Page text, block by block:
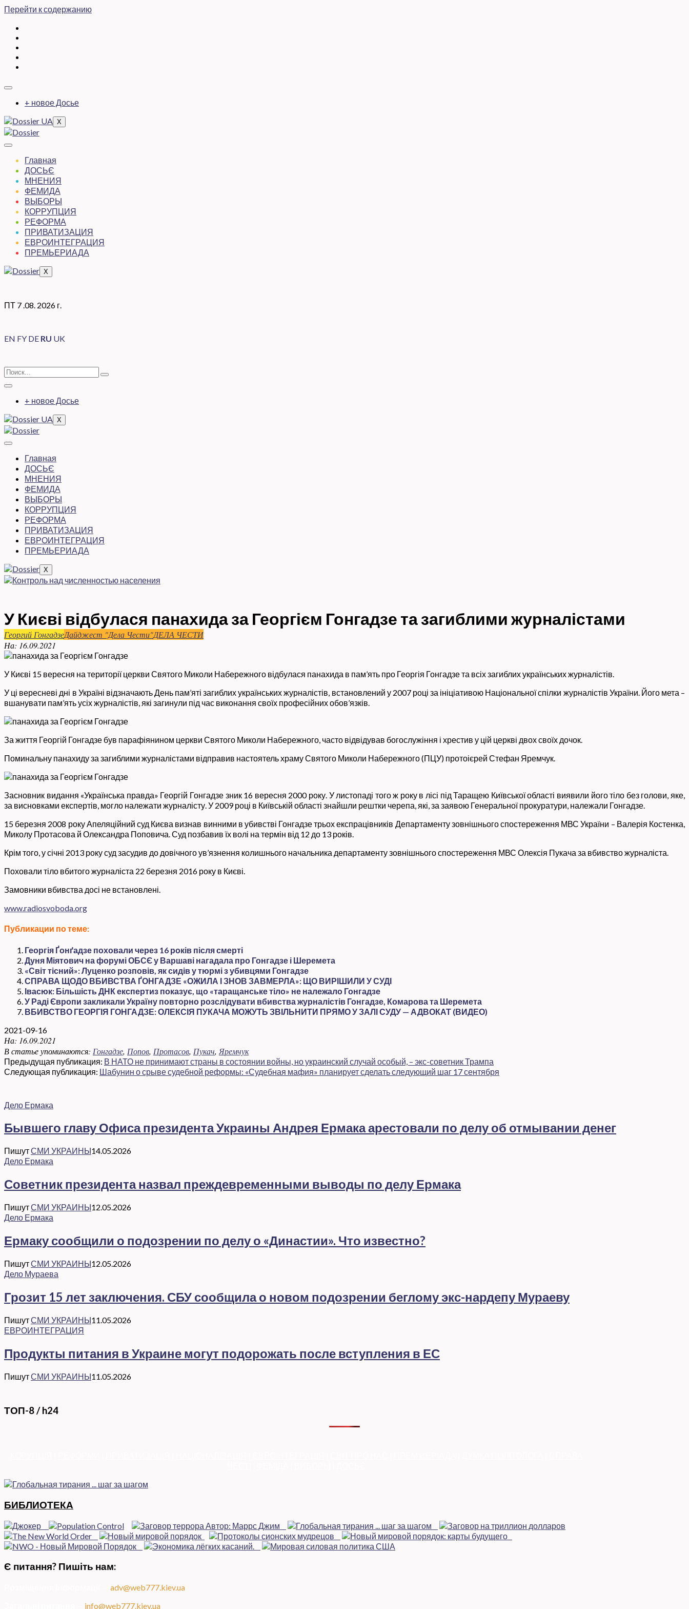
Перейти к содержанию
+ новое Досье
X
Главная
ДОСЬЄ
МНЕНИЯ
ФЕМИДА
ВЫБОРЫ
КОРРУПЦИЯ
РЕФОРМА
ПРИВАТИЗАЦИЯ
ЕВРОИНТЕГРАЦИЯ
ПРЕМЬЕРИАДА
X
ПТ 7 .08. 2026 г.
EN FY DE RU UK
+ новое Досье
X
Главная
ДОСЬЄ
МНЕНИЯ
ФЕМИДА
ВЫБОРЫ
КОРРУПЦИЯ
РЕФОРМА
ПРИВАТИЗАЦИЯ
ЕВРОИНТЕГРАЦИЯ
ПРЕМЬЕРИАДА
X
У Києві відбулася панахида за Георгієм Гонгадзе та загиблими журналістами
Георгий ГонгадзеДайджест "Дела Чести"ДЕЛА ЧЕСТИ
На: 16.09.2021
У Києві 15 вересня на території церкви Святого Миколи Набережного відбулася панахида в пам’ять про Георгія Гонгадзе та всіх загиблих українських журналістів.
У ці вересневі дні в Україні відзначають День пам’яті загиблих українських журналістів, встановлений у 2007 році за ініціативою Національної спілки журналістів України. Його мета –
вшанувати пам’ять усіх журналістів, які загинули під час виконання своїх професійних обов’язків.
За життя Георгій Гонгадзе був парафіянином церкви Святого Миколи Набережного, часто відвідував богослужіння і хрестив у цій церкві двох своїх дочок.
Поминальну панахиду за загиблими журналістами відправив настоятель храму Святого Миколи Набережного (ПЦУ) протоієрей Стефан Яремчук.
Засновник видання «Українська правда» Георгій Гонгадзе зник 16 вересня 2000 року. У листопаді того ж року в лісі під Таращею Київської області виявили його тіло без голови, яке,
за висновками експертів, могло належати журналісту. У 2009 році в Київській області знайшли рештки черепа, які, за заявою Генеральної прокуратури, належали Гонгадзе.
15 березня 2008 року Апеляційний суд Києва визнав винними в убивстві Гонгадзе трьох експрацівників Департаменту зовнішнього спостереження МВС України – Валерія Костенка,
Миколу Протасова й Олександра Поповича. Суд позбавив їх волі на термін від 12 до 13 років.
Крім того, у січні 2013 року суд засудив до довічного ув’язнення колишнього начальника департаменту зовнішнього спостереження МВС Олексія Пукача за вбивство журналіста.
Поховали тіло вбитого журналіста 22 березня 2016 року в Києві.
Замовники вбивства досі не встановлені.
www.radiosvoboda.org
Публикации по теме:
Георгія Ґонґадзе поховали через 16 років після смерті
Дуня Міятович на форумі ОБСЄ у Варшаві нагадала про Гонгадзе і Шеремета
«Світ тісний»: Луценко розповів, як сидів у тюрмі з убивцями Гонгадзе
СПРАВА ЩОДО ВБИВСТВА ҐОНГАДЗЕ «ОЖИЛА І ЗНОВ ЗАВМЕРЛА»: ЩО ВИРІШИЛИ У СУДІ
Івасюк: Більшість ДНК експертиз показує, що «таращанське тіло» не належало Гонгадзе
У Раді Європи закликали Україну повторно розслідувати вбивства журналістів Гонгадзе, Комарова та Шеремета
ВБИВСТВО ГЕОРГІЯ ГОНГАДЗЕ: ОЛЕКСІЯ ПУКАЧА МОЖУТЬ ЗВІЛЬНИТИ ПРЯМО У ЗАЛІ СУДУ — АДВОКАТ (ВИДЕО)
2021-09-16
На: 16.09.2021
В статье упоминаются: Гонгадзе, Попов, Протасов, Пукач, Яремчук
Предыдущая публикация: В НАТО не принимают страны в состоянии войны, но украинский случай особый, – экс-советник Трампа
Следующая публикация: Шабунин о срыве судебной реформы: «Судебная мафия» планирует сделать следующий шаг 17 сентября
Дело Ермака
Бывшего главу Офиса президента Украины Андрея Ермака арестовали по делу об отмывании денег
ПишутСМИ УКРАИНЫ14.05.2026
Дело Ермака
Советник президента назвал преждевременными выводы по делу Ермака
ПишутСМИ УКРАИНЫ12.05.2026
Дело Ермака
Ермаку сообщили о подозрении по делу о «Династии». Что известно?
ПишутСМИ УКРАИНЫ12.05.2026
Дело Мураева
Грозит 15 лет заключения. СБУ сообщила о новом подозрении беглому экс-нардепу Мураеву
ПишутСМИ УКРАИНЫ11.05.2026
ЕВРОИНТЕГРАЦИЯ
Продукты питания в Украине могут подорожать после вступления в ЕС
ПишутСМИ УКРАИНЫ11.05.2026
ТОП-8 / h24
БИБЛИОТЕКА
Є питання? Пишіть нам:
adv@web777.kiev.ua
info@web777.kiev.ua